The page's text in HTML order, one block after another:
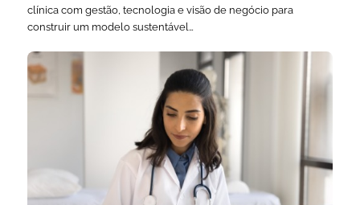
clínica com gestão, tecnologia e visão de negócio para
construir um modelo sustentável…